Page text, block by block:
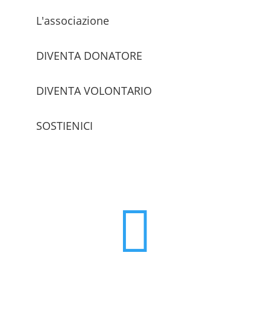
L'associazione
DIVENTA DONATORE
DIVENTA VOLONTARIO
SOSTIENICI
